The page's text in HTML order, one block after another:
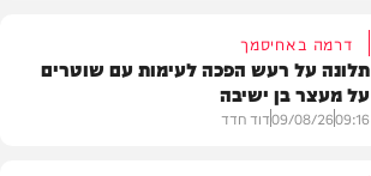
דרמה באחיסמך
תלונה על רעש הפכה לעימות עם שוטרים
על מעצר בן ישיבה
09:16
09/08/26דוד חדד